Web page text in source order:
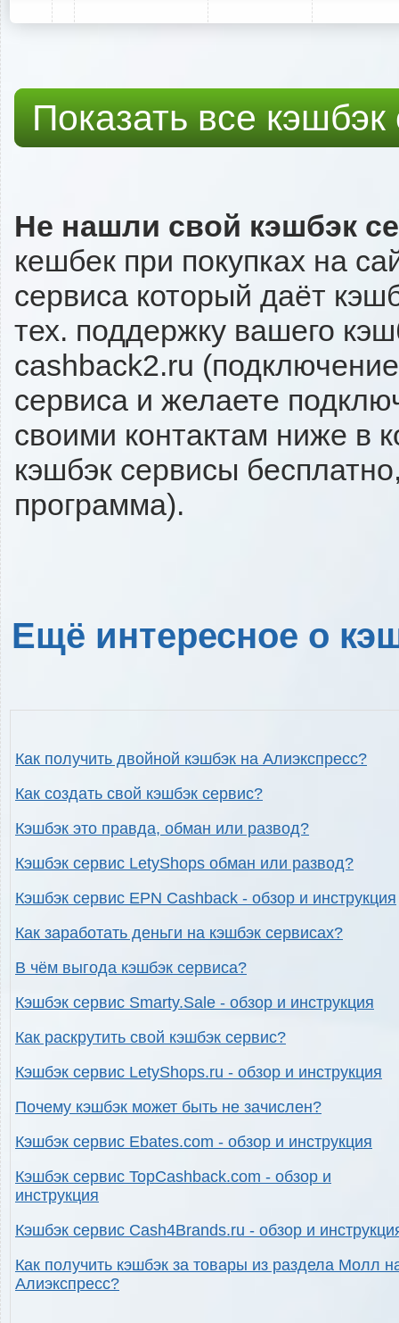
Показать все
Не нашли свой кэшбэк
кешбек при покупках на
сервиса который даёт
тех. поддержку вашего
cashback2.ru
сервиса и желаете
своими контактам ниже в
кэшбэк сервисы
программа).
Ещё интересное о
Как получить двойной кэшбэк на Алиэкспресс?
Как создать свой кэшбэк сервис?
Кэшбэк это правда, обман или развод?
Кэшбэк сервис LetyShops обман или развод?
Кэшбэк сервис EPN Cashback - обзор и инструкция
Как заработать деньги на кэшбэк сервисах?
В чём выгода кэшбэк сервиса?
Кэшбэк сервис Smarty.Sale - обзор и инструкция
Как раскрутить свой кэшбэк сервис?
Кэшбэк сервис LetyShops.ru - обзор и инструкция
Почему кэшбэк может быть не зачислен?
Кэшбэк сервис Ebates.com - обзор и инструкция
Кэшбэк сервис TopCashback.com - обзор и
инструкция
Кэшбэк сервис Cash4Brands.ru - обзор и
Как получить кэшбэк за товары из раздела Молл
Алиэкспресс?